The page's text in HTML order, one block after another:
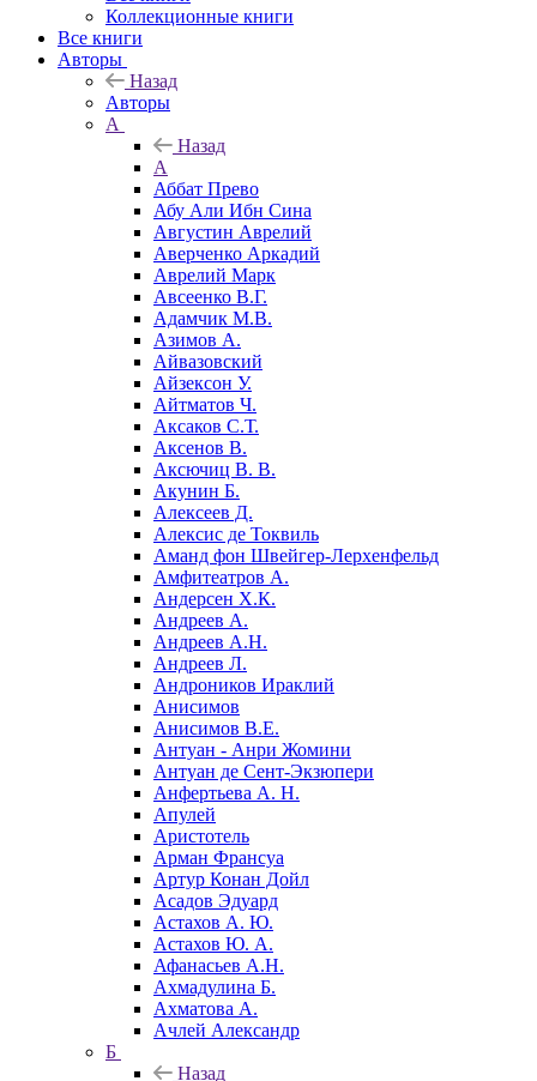
Коллекционные книги
Все книги
Авторы
Назад
Авторы
А
Назад
А
Аббат Прево
Абу Али Ибн Сина
Августин Аврелий
Аверченко Аркадий
Аврелий Марк
Авсеенко В.Г.
Адамчик М.В.
Азимов А.
Айвазовский
Айзексон У.
Айтматов Ч.
Аксаков С.Т.
Аксенов В.
Аксючиц В. В.
Акунин Б.
Алексеев Д.
Алексис де Токвиль
Аманд фон Швейгер-Лерхенфельд
Амфитеатров А.
Андерсен Х.К.
Андреев А.
Андреев А.Н.
Андреев Л.
Андроников Ираклий
Анисимов
Анисимов В.Е.
Антуан - Анри Жомини
Антуан де Сент-Экзюпери
Анфертьева А. Н.
Апулей
Аристотель
Арман Франсуа
Артур Конан Дойл
Асадов Эдуард
Астахов А. Ю.
Астахов Ю. А.
Афанасьев А.Н.
Ахмадулина Б.
Ахматова А.
Ачлей Александр
Б
Назад